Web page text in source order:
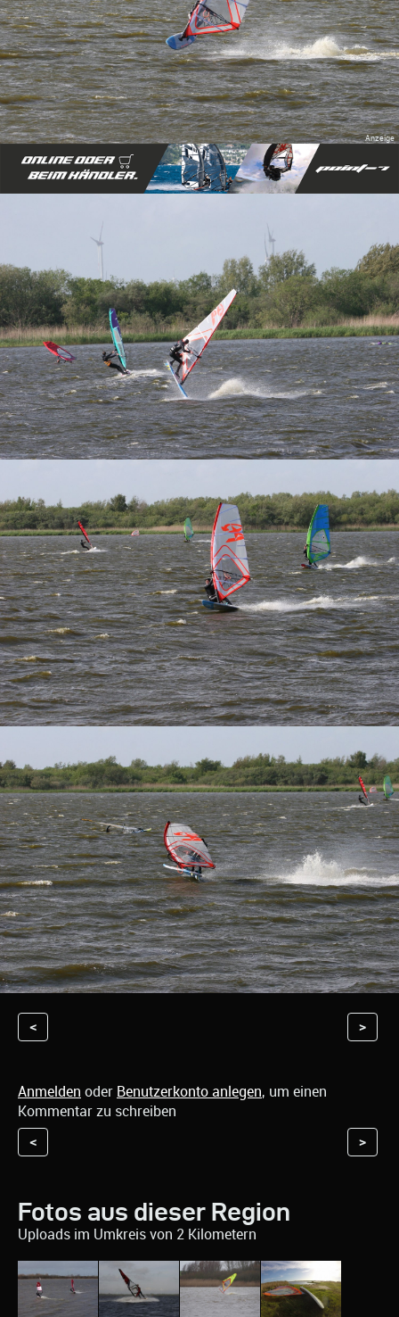
< >
Anmelden oder Benutzerkonto anlegen, um einen
Kommentar zu schreiben
< >
Fotos aus dieser Region
Uploads im Umkreis von 2 Kilometern